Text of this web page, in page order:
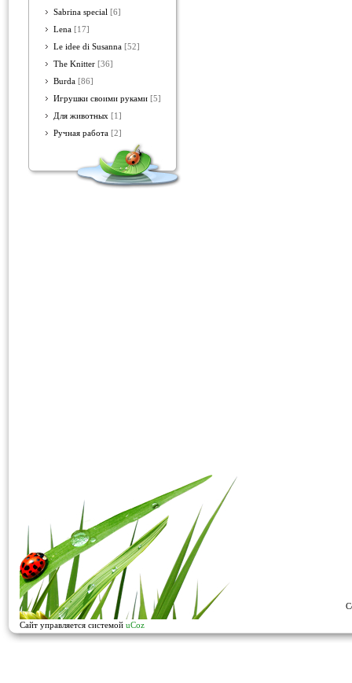
Sabrina special [6]
Lena [17]
Le idee di Susanna [52]
The Knitter [36]
Burda [86]
Игрушки своими руками [5]
Для животных [1]
Ручная работа [2]
Сайт управляется системой uCoz